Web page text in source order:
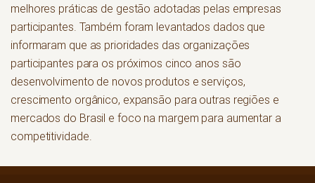
melhores práticas de gestão adotadas pelas empresas
participantes. Também foram levantados dados que
informaram que as prioridades das organizações
participantes para os próximos cinco anos são
desenvolvimento de novos produtos e serviços,
crescimento orgânico, expansão para outras regiões e
mercados do Brasil e foco na margem para aumentar a
competitividade.